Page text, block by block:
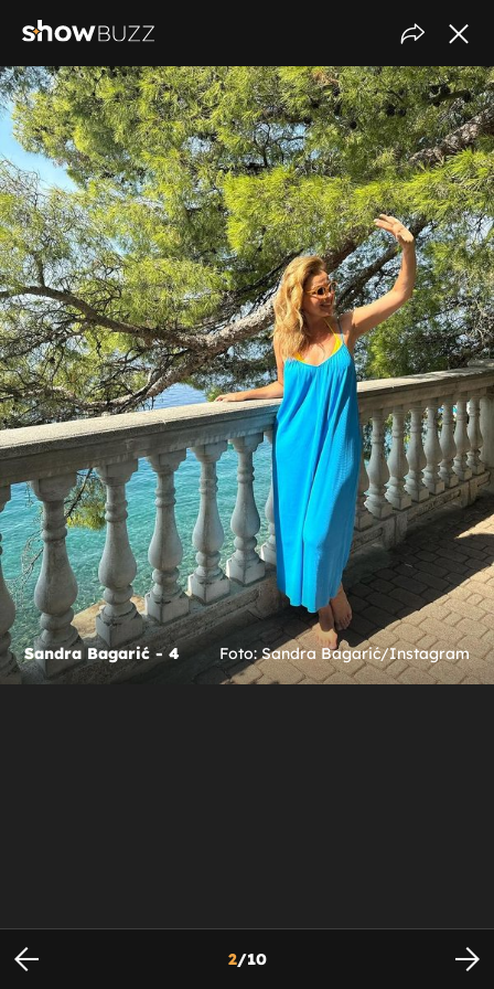
Sandra Bagarić - 4 Foto: Sandra Bagarić/Instagram
2/10